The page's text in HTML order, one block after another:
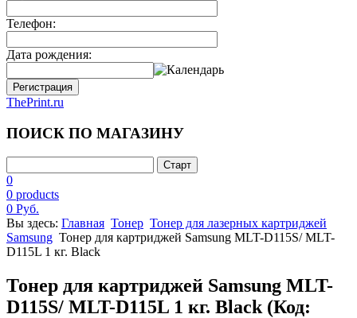
Телефон:
Дата рождения:
Регистрация
ThePrint.ru
ПОИСК ПО МАГАЗИНУ
0
0 products
0 Руб.
Вы здесь: Главная Тонер Тонер для лазерных картриджей
Samsung Тонер для картриджей Samsung MLT-D115S/ MLT-
D115L 1 кг. Black
Тонер для картриджей Samsung MLT-
D115S/ MLT-D115L 1 кг. Black (Код: